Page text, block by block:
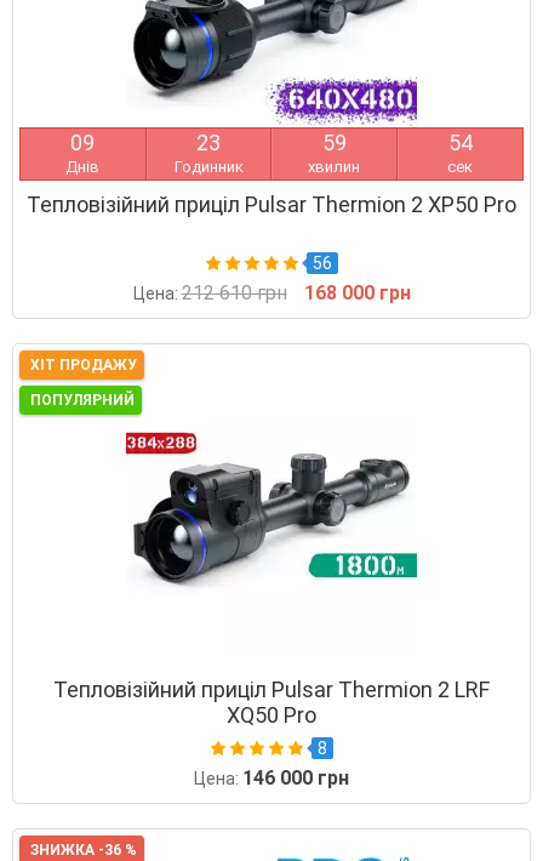
09
Днів
23
Годинник
59
хвилин
53
сек
Тепловізійний приціл Pulsar Thermion 2 XP50 Pro
56
Цена:212 610 грн 168 000 грн
ХІТ ПРОДАЖУ
ПОПУЛЯРНИЙ
Тепловізійний приціл Pulsar Thermion 2 LRF
XQ50 Pro
8
Цена: 146 000 грн
ЗНИЖКА -36 %